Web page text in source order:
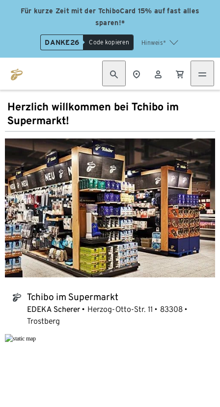
Für kurze Zeit mit der TchiboCard 15% auf fast alles
sparen!*
DANKE26 Code kopieren Hinweis*
Herzlich willkommen bei Tchibo im
Supermarkt!
tchibo_logo Tchibo im Supermarkt
EDEKA Scherer Herzog-Otto-Str. 11
83308
Trostberg